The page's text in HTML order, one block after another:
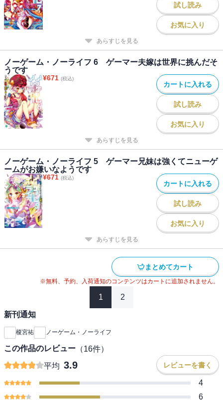
試し読み
お気に入り
あらすじを見る
ノーゲーム・ノーライフ 6 ゲーマー夫嫁は世界に挑んだそ
うです
¥671 (税込)
カートに入れる
試し読み
お気に入り
あらすじを見る
ノーゲーム・ノーライフ 5 ゲーマー兄妹は強くてニューゲ
ームがお嫌いなようです
¥671 (税込)
カートに入れる
試し読み
お気に入り
あらすじを見る
まとめてカート
※無料、予約、入荷通知のコンテンツはカートに追加されません。
1 2
新刊通知
榎宮祐 ノーゲーム・ノーライフ
この作品のレビュー （16件）
平均 3.9 レビューを書く
4
6